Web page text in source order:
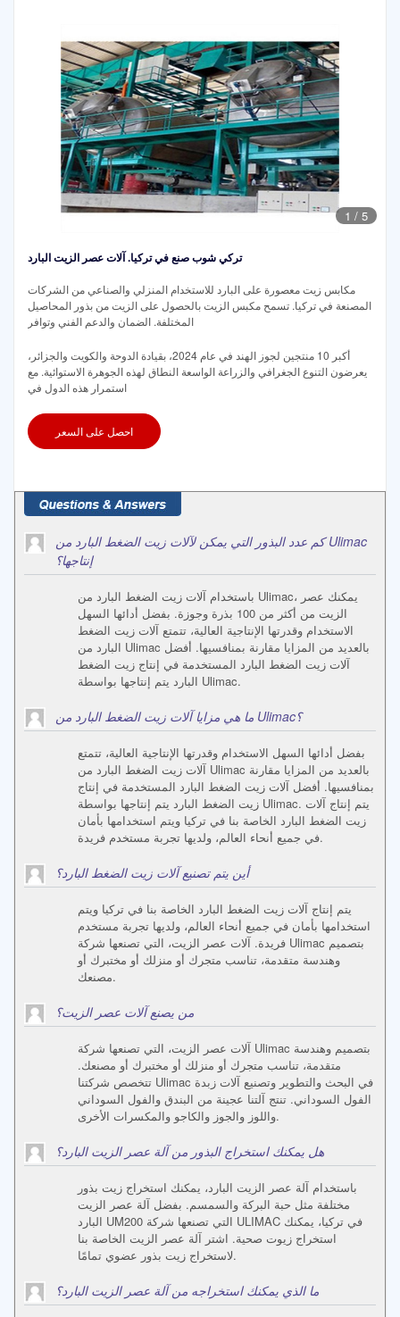
1 / 5
تركي شوب صنع في تركيا. آلات عصر الزيت البارد
مكابس زيت معصورة على البارد للاستخدام المنزلي والصناعي من الشركات
المصنعة في تركيا. تسمح مكبس الزيت بالحصول على الزيت من بذور المحاصيل
المختلفة. الضمان والدعم الفني وتوافر
أكبر 10 منتجين لجوز الهند في عام 2024، بقيادة الدوحة والكويت والجزائر،
يعرضون التنوع الجغرافي والزراعة الواسعة النطاق لهذه الجوهرة الاستوائية. مع
استمرار هذه الدول في
احصل على السعر
كم عدد البذور التي يمكن لآلات زيت الضغط البارد من Ulimac
إنتاجها؟
باستخدام آلات زيت الضغط البارد من Ulimac، يمكنك عصر
الزيت من أكثر من 100 بذرة وجوزة. بفضل أدائها السهل
الاستخدام وقدرتها الإنتاجية العالية، تتمتع آلات زيت الضغط
البارد من Ulimac بالعديد من المزايا مقارنة بمنافسيها. أفضل
آلات زيت الضغط البارد المستخدمة في إنتاج زيت الضغط
البارد يتم إنتاجها بواسطة Ulimac.
ما هي مزايا آلات زيت الضغط البارد من Ulimac؟
بفضل أدائها السهل الاستخدام وقدرتها الإنتاجية العالية، تتمتع
آلات زيت الضغط البارد من Ulimac بالعديد من المزايا مقارنة
بمنافسيها. أفضل آلات زيت الضغط البارد المستخدمة في إنتاج
زيت الضغط البارد يتم إنتاجها بواسطة Ulimac. يتم إنتاج آلات
زيت الضغط البارد الخاصة بنا في تركيا ويتم استخدامها بأمان
في جميع أنحاء العالم، ولديها تجربة مستخدم فريدة.
أين يتم تصنيع آلات زيت الضغط البارد؟
يتم إنتاج آلات زيت الضغط البارد الخاصة بنا في تركيا ويتم
استخدامها بأمان في جميع أنحاء العالم، ولديها تجربة مستخدم
فريدة. آلات عصر الزيت، التي تصنعها شركة Ulimac بتصميم
وهندسة متقدمة، تناسب متجرك أو منزلك أو مختبرك أو
مصنعك.
من يصنع آلات عصر الزيت؟
آلات عصر الزيت، التي تصنعها شركة Ulimac بتصميم وهندسة
متقدمة، تناسب متجرك أو منزلك أو مختبرك أو مصنعك.
تتخصص شركتنا Ulimac في البحث والتطوير وتصنيع آلات زبدة
الفول السوداني. تنتج آلتنا عجينة من البندق والفول السوداني
واللوز والجوز والكاجو والمكسرات الأخرى.
هل يمكنك استخراج البذور من آلة عصر الزيت البارد؟
باستخدام آلة عصر الزيت البارد، يمكنك استخراج زيت بذور
مختلفة مثل حبة البركة والسمسم. بفضل آلة عصر الزيت
البارد UM200 التي تصنعها شركة ULIMAC في تركيا، يمكنك
استخراج زيوت صحية. اشتر آلة عصر الزيت الخاصة بنا
لاستخراج زيت بذور عضوي تمامًا.
ما الذي يمكنك استخراجه من آلة عصر الزيت البارد؟